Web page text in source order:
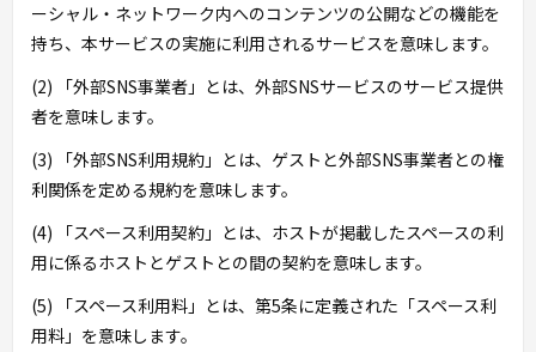
ーシャル・ネットワーク内へのコンテンツの公開などの機能を
持ち、本サービスの実施に利用されるサービスを意味します。
(2) 「外部SNS事業者」とは、外部SNSサービスのサービス提供
者を意味します。
(3) 「外部SNS利用規約」とは、ゲストと外部SNS事業者との権
利関係を定める規約を意味します。
(4) 「スペース利用契約」とは、ホストが掲載したスペースの利
用に係るホストとゲストとの間の契約を意味します。
(5) 「スペース利用料」とは、第5条に定義された「スペース利
用料」を意味します。